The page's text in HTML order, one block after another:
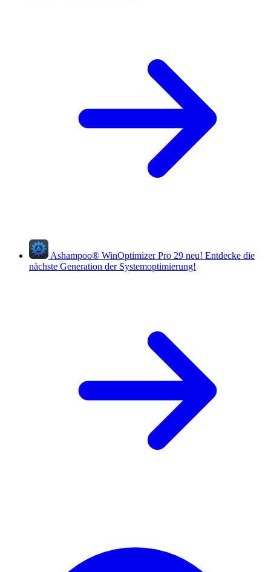
Ashampoo® WinOptimizer Pro 29 neu! Entdecke die
nächste Generation der Systemoptimierung!